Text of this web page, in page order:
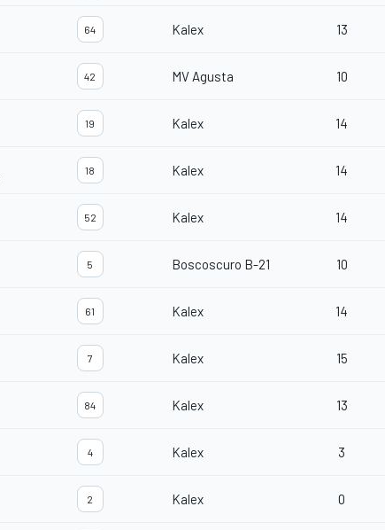
64 Kalex 13
42 MV Agusta 10
19 Kalex 14
18 Kalex 14
52 Kalex 14
5 Boscoscuro B-21 10
61 Kalex 14
7 Kalex 15
84 Kalex 13
4 Kalex 3
2 Kalex 0